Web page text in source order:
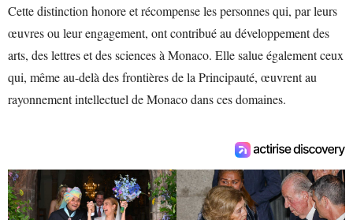
Cette distinction honore et récompense les personnes qui, par leurs
œuvres ou leur engagement, ont contribué au développement des
arts, des lettres et des sciences à Monaco. Elle salue également ceux
qui, même au-delà des frontières de la Principauté, œuvrent au
rayonnement intellectuel de Monaco dans ces domaines.